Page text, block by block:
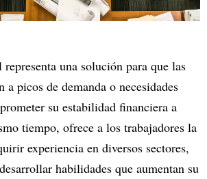
una solución para que las
a picos de demanda o necesidades
su estabilidad financiera a
tiempo, ofrece a los trabajadores la
experiencia en diversos sectores,
habilidades que aumentan su